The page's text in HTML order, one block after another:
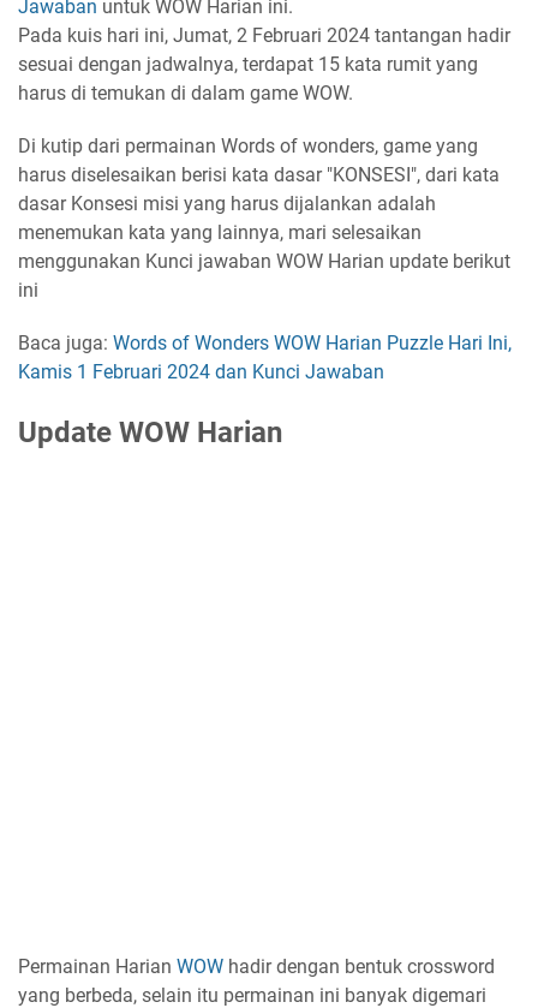
Jawaban untuk WOW Harian ini.
Pada kuis hari ini, Jumat, 2 Februari 2024 tantangan hadir
sesuai dengan jadwalnya, terdapat 15 kata rumit yang
harus di temukan di dalam game WOW.
Di kutip dari permainan Words of wonders, game yang
harus diselesaikan berisi kata dasar "KONSESI", dari kata
dasar Konsesi misi yang harus dijalankan adalah
menemukan kata yang lainnya, mari selesaikan
menggunakan Kunci jawaban WOW Harian update berikut
ini
Baca juga: Words of Wonders WOW Harian Puzzle Hari Ini,
Kamis 1 Februari 2024 dan Kunci Jawaban
Update WOW Harian
Permainan Harian WOW hadir dengan bentuk crossword
yang berbeda, selain itu permainan ini banyak digemari